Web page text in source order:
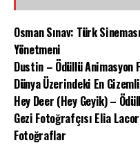
Osman Sınav: Türk
Yönetmeni
Dustin – Ödüllü Animasyon
Dünya Üzerindeki En
Hey Deer (Hey Geyik) –
Gezi Fotoğrafçısı Elia
Fotoğraflar